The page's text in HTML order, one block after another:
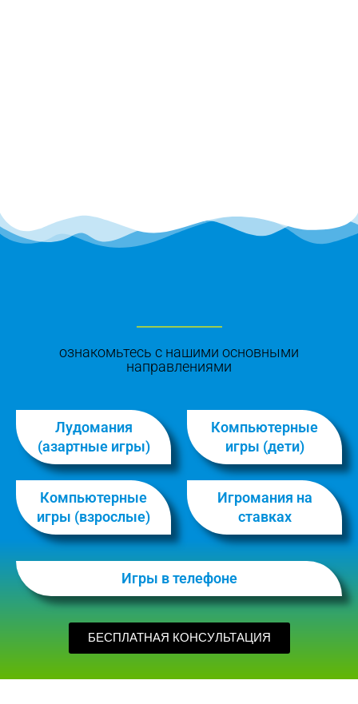
ознакомьтесь с нашими основными
направлениями
Лудомания
(азартные игры)
Компьютерные
игры (дети)
Компьютерные
игры (взрослые)
Игромания на
ставках
Игры в телефоне
БЕСПЛАТНАЯ КОНСУЛЬТАЦИЯ